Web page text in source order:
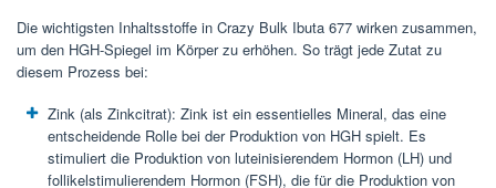
Die wichtigsten Inhaltsstoffe in Crazy Bulk Ibuta 677 wirken zusammen,
um den HGH-Spiegel im Körper zu erhöhen. So trägt jede Zutat zu
diesem Prozess bei:
Zink (als Zinkcitrat): Zink ist ein essentielles Mineral, das eine
entscheidende Rolle bei der Produktion von HGH spielt. Es
stimuliert die Produktion von luteinisierendem Hormon (LH) und
follikelstimulierendem Hormon (FSH), die für die Produktion von